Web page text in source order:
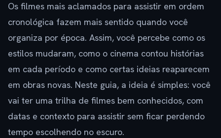
Os filmes mais aclamados para assistir em ordem
cronológica fazem mais sentido quando você
organiza por época. Assim, você percebe como os
estilos mudaram, como o cinema contou histórias
em cada período e como certas ideias reaparecem
em obras novas. Neste guia, a ideia é simples: você
vai ter uma trilha de filmes bem conhecidos, com
datas e contexto para assistir sem ficar perdendo
tempo escolhendo no escuro.